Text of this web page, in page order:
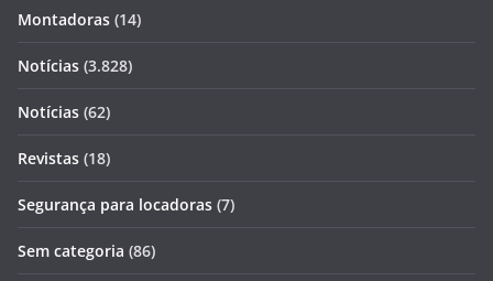
Montadoras (14)
Notícias (3.828)
Notícias (62)
Revistas (18)
Segurança para locadoras (7)
Sem categoria (86)